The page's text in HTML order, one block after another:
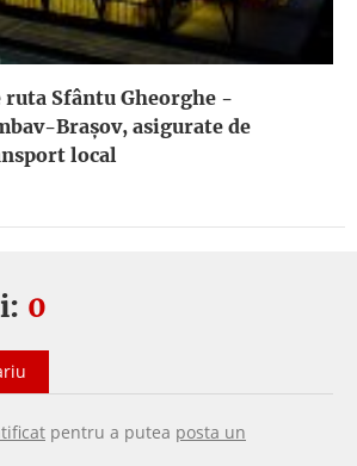
ruta Sfântu Gheorghe -
Braşov, asigurate de
local
0
pentru a putea posta un